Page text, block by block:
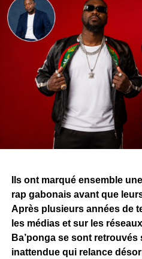
Ils ont marqué ensemble
rap gabonais avant que
Après plusieurs années de
les médias et sur les
Ba’ponga se sont
inattendue qui relance